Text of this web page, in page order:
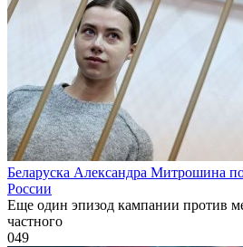
Беларуска Александра Митрошина
России
Еще один эпизод кампании против
частного
049